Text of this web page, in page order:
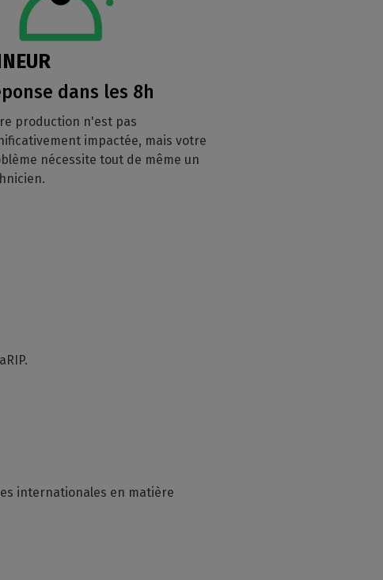
dans les 8h
production n'est pas
impactée, mais votre
nécessite tout de même un
internationales en matière